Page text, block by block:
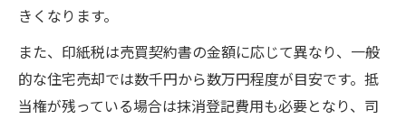
きくなります。
また、印紙税は売買契約書の金額に応じて異なり、一般
的な住宅売却では数千円から数万円程度が目安です。抵
当権が残っている場合は抹消登記費用も必要となり、司